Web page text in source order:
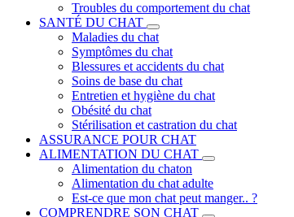
Troubles du comportement du chat
SANTÉ DU CHAT
Maladies du chat
Symptômes du chat
Blessures et accidents du chat
Soins de base du chat
Entretien et hygiène du chat
Obésité du chat
Stérilisation et castration du chat
ASSURANCE POUR CHAT
ALIMENTATION DU CHAT
Alimentation du chaton
Alimentation du chat adulte
Est-ce que mon chat peut manger.. ?
COMPRENDRE SON CHAT